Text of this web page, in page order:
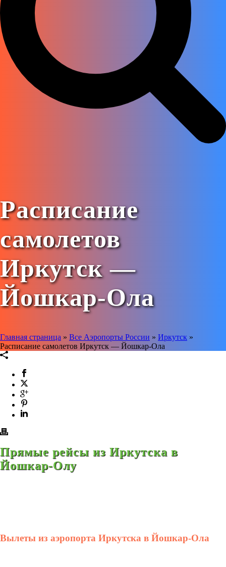
Расписание
самолетов
Иркутск —
Йошкар-Ола
Главная страница » Все Аэропорты России » Иркутск »
Расписание самолетов Иркутск — Йошкар-Ола
Прямые рейсы из Иркутска в
Йошкар-Олу
Вылеты из аэропорта Иркутска в Йошкар-Ола